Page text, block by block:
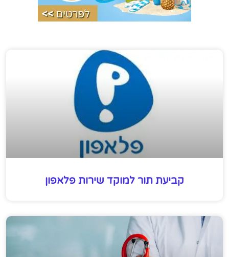
קביעת תור למוקד שירות פלאפון